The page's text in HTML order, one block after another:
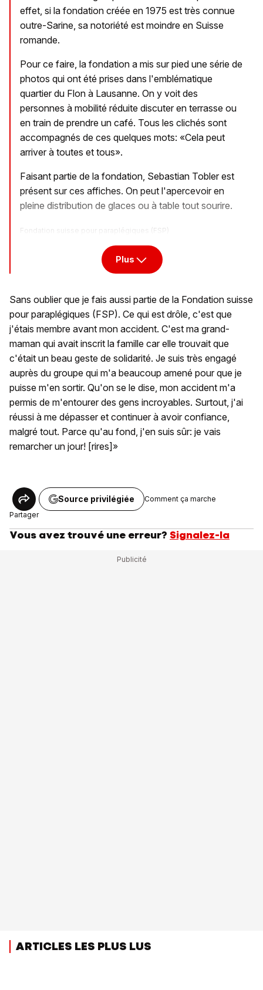
effet, si la fondation créée en 1975 est très connue
outre-Sarine, sa notoriété est moindre en Suisse
romande.
Pour ce faire, la fondation a mis sur pied une série de
photos qui ont été prises dans l'emblématique
quartier du Flon à Lausanne. On y voit des
personnes à mobilité réduite discuter en terrasse ou
en train de prendre un café. Tous les clichés sont
accompagnés de ces quelques mots: «Cela peut
arriver à toutes et tous».
Faisant partie de la fondation, Sebastian Tobler est
présent sur ces affiches. On peut l'apercevoir en
pleine distribution de glaces ou à table tout sourire.
Fondation suisse pour paraplégiques (FSP)
Plus
Sans oublier que je fais aussi partie de la Fondation suisse
pour paraplégiques (FSP). Ce qui est drôle, c'est que
j'étais membre avant mon accident. C'est ma grand-
maman qui avait inscrit la famille car elle trouvait que
c'était un beau geste de solidarité. Je suis très engagé
auprès du groupe qui m'a beaucoup amené pour que je
puisse m'en sortir. Qu'on se le dise, mon accident m'a
permis de m'entourer des gens incroyables. Surtout, j'ai
réussi à me dépasser et continuer à avoir confiance,
malgré tout. Parce qu'au fond, j'en suis sûr: je vais
remarcher un jour! [rires]»
Partager
Source privilégiée Comment ça marche
Vous avez trouvé une erreur? Signalez-la
ARTICLES LES PLUS LUS